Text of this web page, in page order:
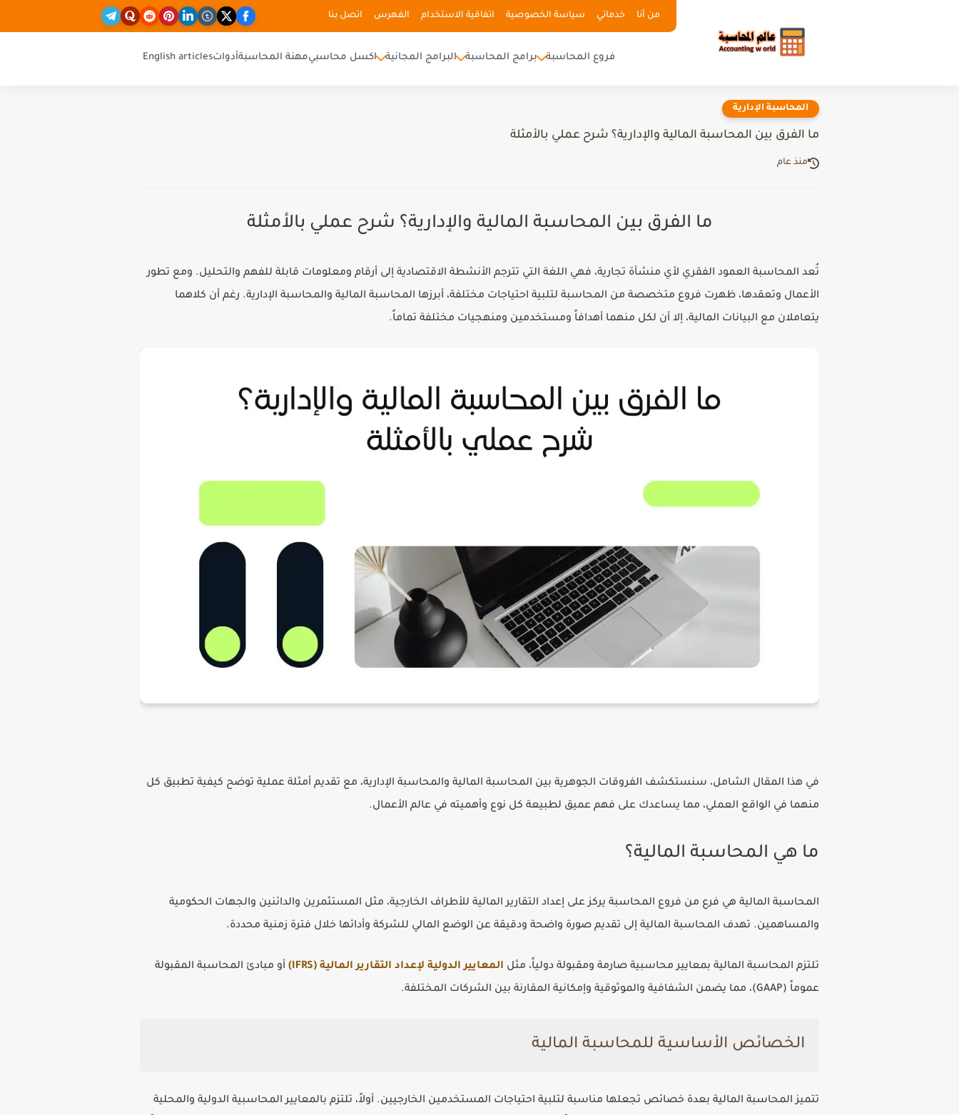
من أنا خدماتي سياسة الخصوصية اتفاقية الاستخدام الفهرس اتصل بنا
فروع المحاسبة برامج المحاسبة البرامج المجانية اكسل محاسبيمهنة المحاسبةأدواتEnglish articles
المحاسبة الإدارية
ما الفرق بين المحاسبة المالية والإدارية؟ شرح عملي بالأمثلة
منذ عام
ما الفرق بين المحاسبة المالية والإدارية؟ شرح عملي بالأمثلة
تُعد المحاسبة العمود الفقري لأي منشأة تجارية، فهي اللغة التي تترجم الأنشطة الاقتصادية إلى أرقام ومعلومات قابلة للفهم والتحليل. ومع تطور
الأعمال وتعقدها، ظهرت فروع متخصصة من المحاسبة لتلبية احتياجات مختلفة، أبرزها المحاسبة المالية والمحاسبة الإدارية. رغم أن كلاهما
يتعاملان مع البيانات المالية، إلا أن لكل منهما أهدافاً ومستخدمين ومنهجيات مختلفة تماماً.
في هذا المقال الشامل، سنستكشف الفروقات الجوهرية بين المحاسبة المالية والمحاسبة الإدارية، مع تقديم أمثلة عملية توضح كيفية تطبيق كل
منهما في الواقع العملي، مما يساعدك على فهم عميق لطبيعة كل نوع وأهميته في عالم الأعمال.
ما هي المحاسبة المالية؟
المحاسبة المالية هي فرع من فروع المحاسبة يركز على إعداد التقارير المالية للأطراف الخارجية، مثل المستثمرين والدائنين والجهات الحكومية
والمساهمين. تهدف المحاسبة المالية إلى تقديم صورة واضحة ودقيقة عن الوضع المالي للشركة وأدائها خلال فترة زمنية محددة.
تلتزم المحاسبة المالية بمعايير محاسبية صارمة ومقبولة دولياً، مثل المعايير الدولية لإعداد التقارير المالية (IFRS)
أو مبادئ المحاسبة المقبولة
عموماً (GAAP)، مما يضمن الشفافية والموثوقية وإمكانية المقارنة بين الشركات المختلفة.
الخصائص الأساسية للمحاسبة المالية
تتميز المحاسبة المالية بعدة خصائص تجعلها مناسبة لتلبية احتياجات المستخدمين الخارجيين. أولاً، تلتزم بالمعايير المحاسبية الدولية والمحلية